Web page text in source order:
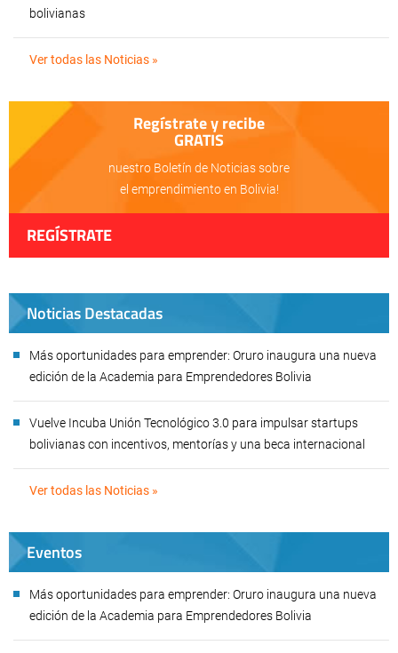
bolivianas
Ver todas las Noticias »
Regístrate y recibe
GRATIS
nuestro Boletín de Noticias sobre
el emprendimiento en Bolivia!
REGÍSTRATE
Noticias Destacadas
Más oportunidades para emprender: Oruro inaugura una nueva
edición de la Academia para Emprendedores Bolivia
Vuelve Incuba Unión Tecnológico 3.0 para impulsar startups
bolivianas con incentivos, mentorías y una beca internacional
Ver todas las Noticias »
Eventos
Más oportunidades para emprender: Oruro inaugura una nueva
edición de la Academia para Emprendedores Bolivia